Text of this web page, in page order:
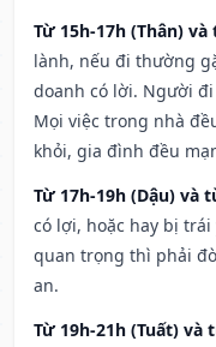
Từ 15h-17h (Thân)
lành, nếu đi thường
doanh có lời. Người
Mọi việc trong nhà
khỏi, gia đình đều
Từ 17h-19h (Dậu) và
có lợi, hoặc hay bị
quan trọng thì phải
an.
Từ 19h-21h (Tuất) và